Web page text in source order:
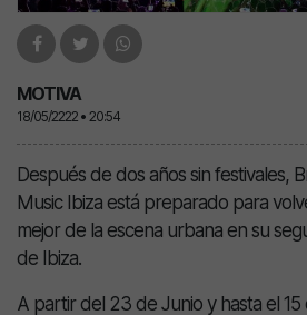
MOTIVA
18/05/2222 • 20:54
Después de dos años sin festivales,
Music Ibiza está preparado para
mejor de la escena urbana en su
de Ibiza.
A partir del 23 de Junio y hasta el